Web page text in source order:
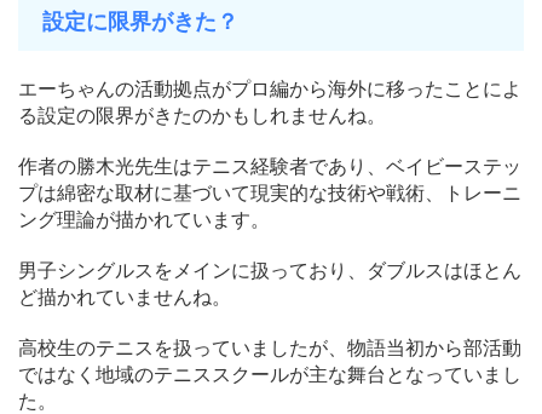
設定に限界がきた？
エーちゃんの活動拠点がプロ編から海外に移ったことによ
る設定の限界がきたのかもしれませんね。
作者の勝木光先生はテニス経験者であり、ベイビーステッ
プは綿密な取材に基づいて現実的な技術や戦術、トレーニ
ング理論が描かれています。
男子シングルスをメインに扱っており、ダブルスはほとん
ど描かれていませんね。
高校生のテニスを扱っていましたが、物語当初から部活動
ではなく地域のテニススクールが主な舞台となっていまし
た。